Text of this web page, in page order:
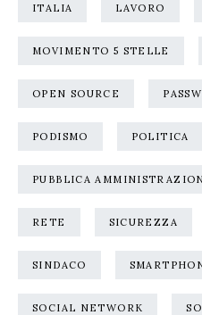
ITALIA LAVORO
MOVIMENTO 5 STELLE
OPEN SOURCE
PODISMO POLITICA
PUBBLICA
RETE SICUREZZA
SINDACO
SOCIAL NETWORK